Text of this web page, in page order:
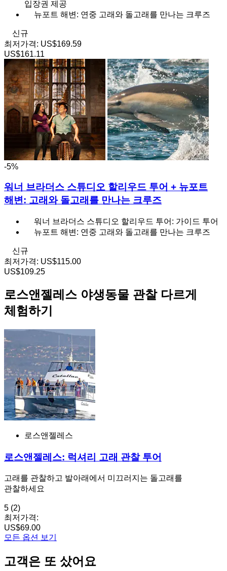
입장권 제공
뉴포트 해변: 연중 고래와 돌고래를 만나는 크루즈
신규
최저가격: US$169.59
US$161.11
-5%
워너 브라더스 스튜디오 할리우드 투어 + 뉴포트
해변: 고래와 돌고래를 만나는 크루즈
워너 브라더스 스튜디오 할리우드 투어: 가이드 투어
뉴포트 해변: 연중 고래와 돌고래를 만나는 크루즈
신규
최저가격: US$115.00
US$109.25
로스앤젤레스 야생동물 관찰 다르게
체험하기
로스앤젤레스
로스앤젤레스: 럭셔리 고래 관찰 투어
고래를 관찰하고 발아래에서 미끄러지는 돌고래를
관찰하세요
5 (2)
최저가격:
US$69.00
모든 옵션 보기
고객은 또 샀어요